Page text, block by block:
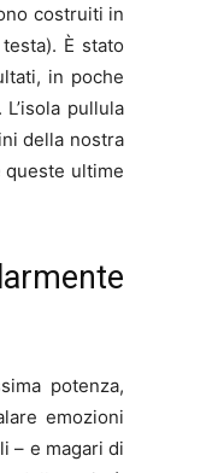
costruiti in
È stato
in poche
pullula
della nostra
queste ultime
potenza,
emozioni
– e magari di